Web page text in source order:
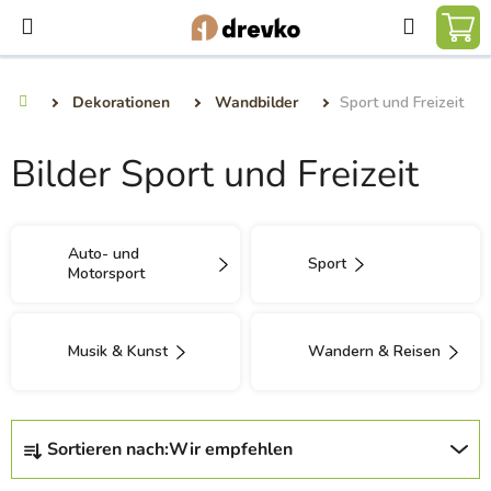
Inhalt
springen
Suchen
Dekorationen Wandbilder Sport und Freizeit
Bilder Sport und Freizeit
Auto- und
Motorsport
Sport
Musik & Kunst Wandern & Reisen
P
Sortieren nach:Wir empfehlen